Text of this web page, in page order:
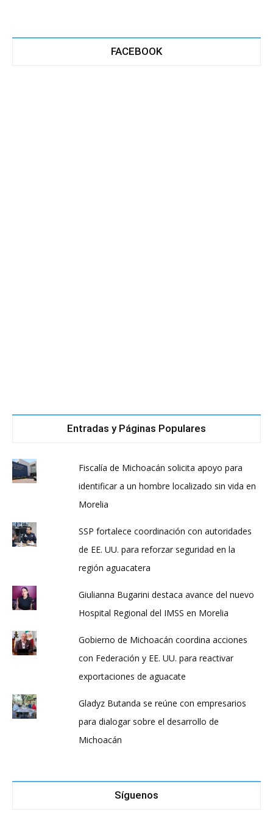
FACEBOOK
Entradas y Páginas Populares
Fiscalía de Michoacán solicita apoyo para
identificar a un hombre localizado sin vida en
Morelia
SSP fortalece coordinación con autoridades
de EE. UU. para reforzar seguridad en la
región aguacatera
Giulianna Bugarini destaca avance del nuevo
Hospital Regional del IMSS en Morelia
Gobierno de Michoacán coordina acciones
con Federación y EE. UU. para reactivar
exportaciones de aguacate
Gladyz Butanda se reúne con empresarios
para dialogar sobre el desarrollo de
Michoacán
Síguenos